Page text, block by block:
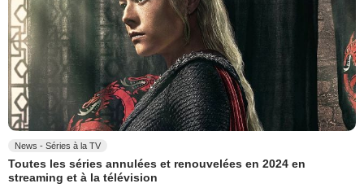
News - Séries à la TV
Toutes les séries annulées et renouvelées en 2024 en
streaming et à la télévision